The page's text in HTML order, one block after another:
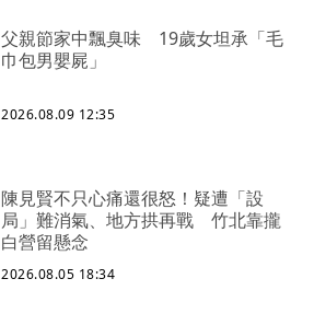
父親節家中飄臭味 19歲女坦承「毛
巾包男嬰屍」
2026.08.09 12:35
陳見賢不只心痛還很怒！疑遭「設
局」難消氣、地方拱再戰 竹北靠攏
白營留懸念
2026.08.05 18:34